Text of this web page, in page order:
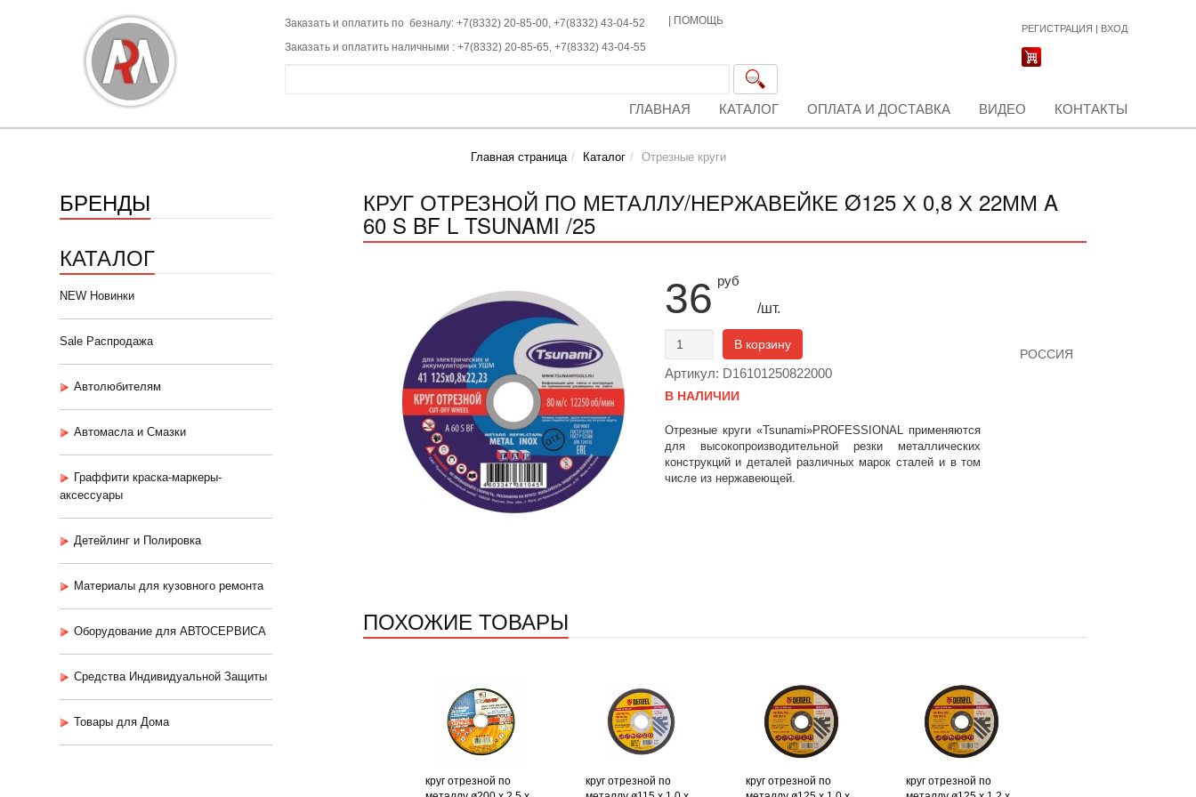
Заказать и оплатить по безналу: +7(8332) 20-85-00, +7(8332) 43-04-52
Заказать и оплатить наличными : +7(8332) 20-85-65, +7(8332) 43-04-55
ПОМОЩЬ
РЕГИСТРАЦИЯ | ВХОД
ГЛАВНАЯ КАТАЛОГ ОПЛАТА И ДОСТАВКА ВИДЕО КОНТАКТЫ
Главная страница Каталог Отрезные круги
БРЕНДЫ
КАТАЛОГ
NEW Новинки
Sale Распродажа
Автолюбителям
Автомасла и Смазки
Граффити краска-маркеры-
аксессуары
Детейлинг и Полировка
Материалы для кузовного ремонта
Оборудование для АВТОСЕРВИСА
Средства Индивидуальной Защиты
Товары для Дома
КРУГ ОТРЕЗНОЙ ПО МЕТАЛЛУ/НЕРЖАВЕЙКЕ Ø125 Х 0,8 Х 22ММ A
60 S BF L TSUNAMI /25
36 руб
/шт.
В корзину
Артикул: D16101250822000
В НАЛИЧИИ
Отрезные круги «Tsunami»PROFESSIONAL применяются
для высокопроизводительной резки металлических
конструкций и деталей различных марок сталей и в том
числе из нержавеющей.
РОССИЯ
ПОХОЖИЕ ТОВАРЫ
круг отрезной по
круг отрезной по
круг отрезной по
круг отрезной по